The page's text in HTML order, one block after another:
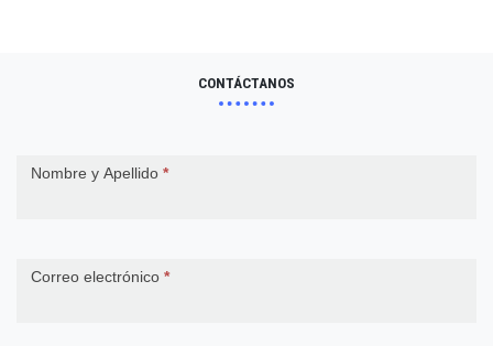
CONTÁCTANOS
UsNombre y Apellido *
Correo electrónico *